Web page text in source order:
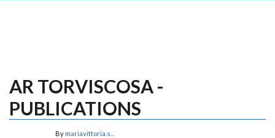
AR TORVISCOSA -
PUBLICATIONS
By mariavittoria.s...